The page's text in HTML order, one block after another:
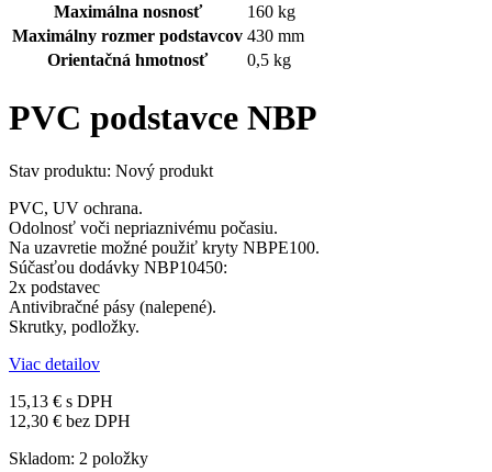
Maximálna nosnosť
160 kg
Maximálny rozmer podstavcov 430 mm
Orientačná hmotnosť
0,5 kg
PVC podstavce NBP
Stav produktu: Nový produkt
PVC, UV ochrana.
Odolnosť voči nepriaznivému počasiu.
Na uzavretie možné použiť kryty NBPE100.
Súčasťou dodávky NBP10450:
2x podstavec
Antivibračné pásy (nalepené).
Skrutky, podložky.
Viac detailov
15,13 € s DPH
12,30 € bez DPH
Skladom: 2 položky